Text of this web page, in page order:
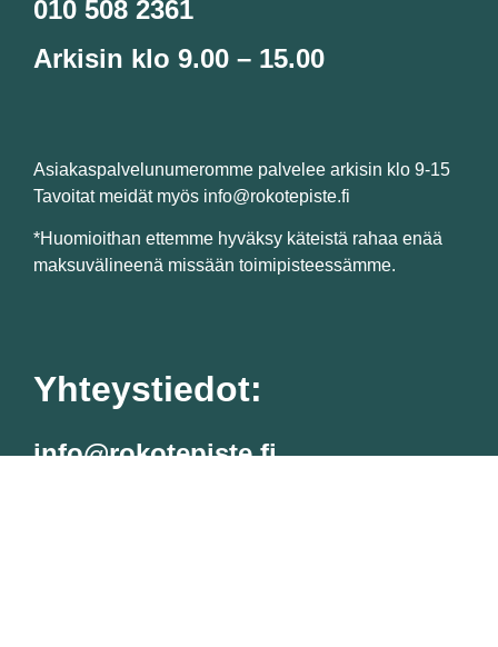
010 508 2361
Arkisin klo 9.00 – 15.00
Asiakaspalvelunumeromme palvelee arkisin klo 9-15
Tavoitat meidät myös info@rokotepiste.fi
*Huomioithan ettemme hyväksy käteistä rahaa enää
maksuvälineenä missään toimipisteessämme.
Yhteystiedot:
info@rokotepiste.fi